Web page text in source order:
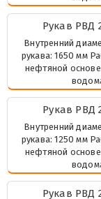
Рукав РВД
Внутренний
рукава: 1650 мм
нефтяной
Рукав РВД
Внутренний
рукава: 1250 мм
нефтяной
Рукав РВД